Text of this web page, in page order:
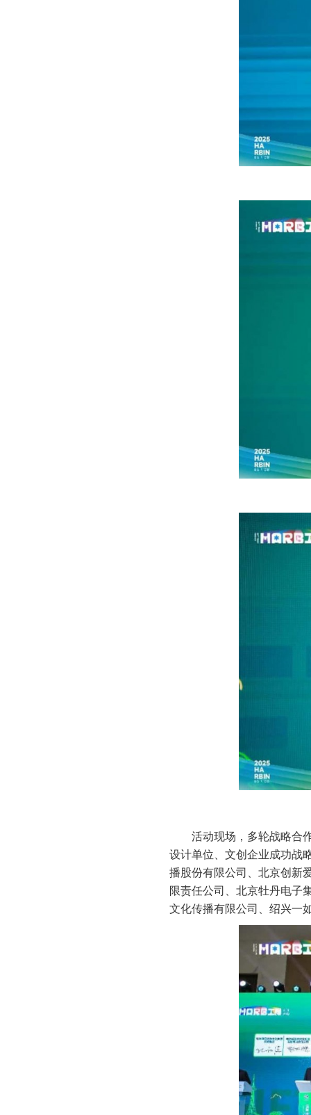
活动现场，多轮战略合
设计单位、文创企业成功战
播股份有限公司、北京创新
限责任公司、北京牡丹电子
文化传播有限公司、绍兴一